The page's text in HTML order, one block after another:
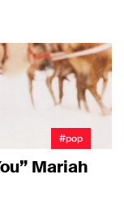
#pop
Mariah